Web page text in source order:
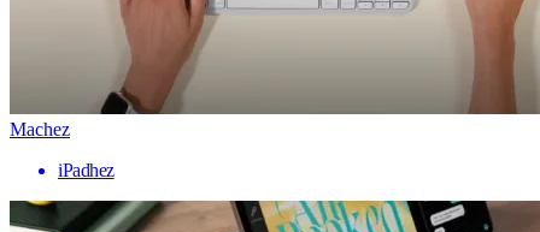
Machez
iPadhez